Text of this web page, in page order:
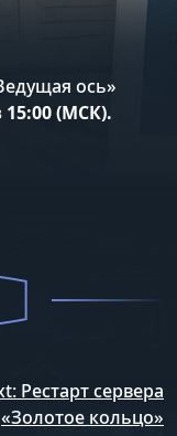
ось»
15:00 (МСК).
Рестарт сервера
«Золотое кольцо»